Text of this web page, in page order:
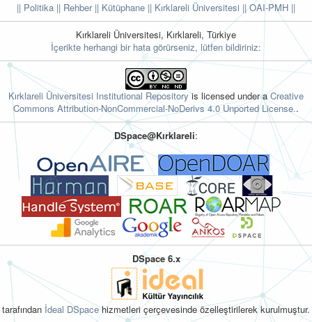
|| Politika || Rehber|| Kütüphane || Kırklareli Üniversitesi ||OAI-PMH ||
Kırklareli Üniversitesi, Kırklareli, Türkiye
İçerikte herhangi bir hata görürseniz, lütfen bildiriniz:
Kırklareli Üniversitesi Institutional Repository is licensed under aCreative
Commons Attribution-NonCommercial-NoDerivs 4.0 Unported License..
DSpace@Kırklareli:
DSpace 6.x
tarafından İdeal DSpacehizmetleri çerçevesinde özelleştirilerek kurulmuştur.